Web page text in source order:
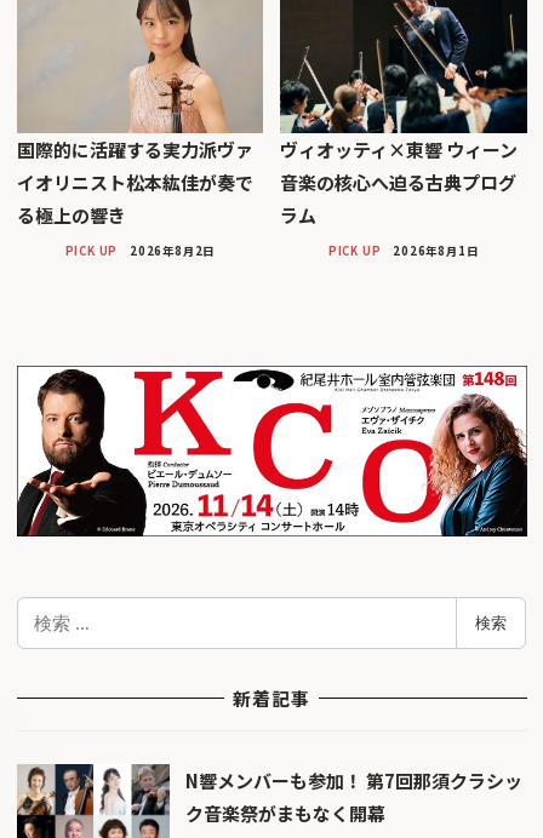
国際的に活躍する実力派ヴァ
イオリニスト松本紘佳が奏で
る極上の響き
PICK UP 2026年8月2日
ヴィオッティ×東響 ウィーン
音楽の核心へ迫る古典プログ
ラム
PICK UP 2026年8月1日
検
検索
新着記事
N響メンバーも参加！ 第7回那須クラシッ
ク音楽祭がまもなく開幕